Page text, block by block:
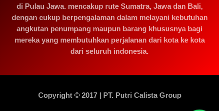
di Pulau Jawa. mencakup rute Sumatra, Jawa dan Bali,
dengan cukup berpengalaman dalam melayani kebutuhan
angkutan penumpang maupun barang khususnya bagi
mereka yang membutuhkan perjalanan dari kota ke kota
dari seluruh indonesia.
Copyright © 2017 | PT. Putri Calista Group